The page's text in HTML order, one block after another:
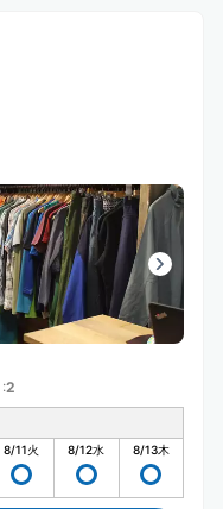
:2
8/11火 8/12水 8/13木